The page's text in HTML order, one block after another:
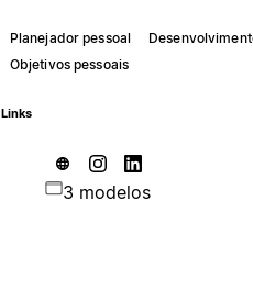
Planejador pessoal
Objetivos pessoais
Links
3 modelos